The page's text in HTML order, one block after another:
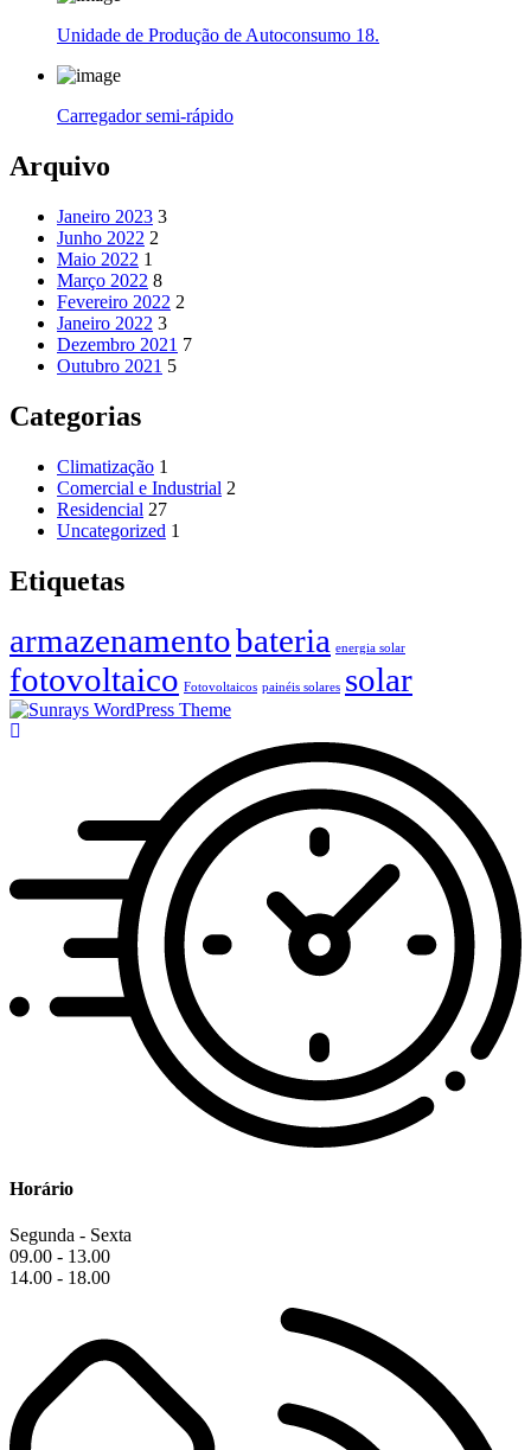
Unidade de Produção de Autoconsumo 18.
Carregador semi-rápido
Arquivo
Janeiro 2023 3
Junho 2022 2
Maio 2022 1
Março 2022 8
Fevereiro 2022 2
Janeiro 2022 3
Dezembro 2021 7
Outubro 2021 5
Categorias
Climatização 1
Comercial e Industrial 2
Residencial 27
Uncategorized 1
Etiquetas
armazenamentobateria energia solar
fotovoltaico Fotovoltaicos painéis solares solar
Horário
Segunda - Sexta
09.00 - 13.00
14.00 - 18.00